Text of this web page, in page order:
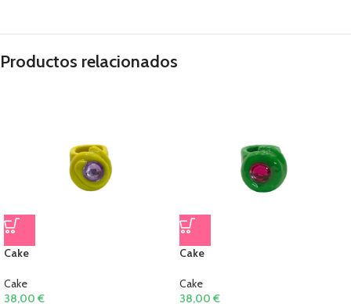
Productos relacionados
Cake
Cake
38,00 €
Cake
Cake
38,00 €